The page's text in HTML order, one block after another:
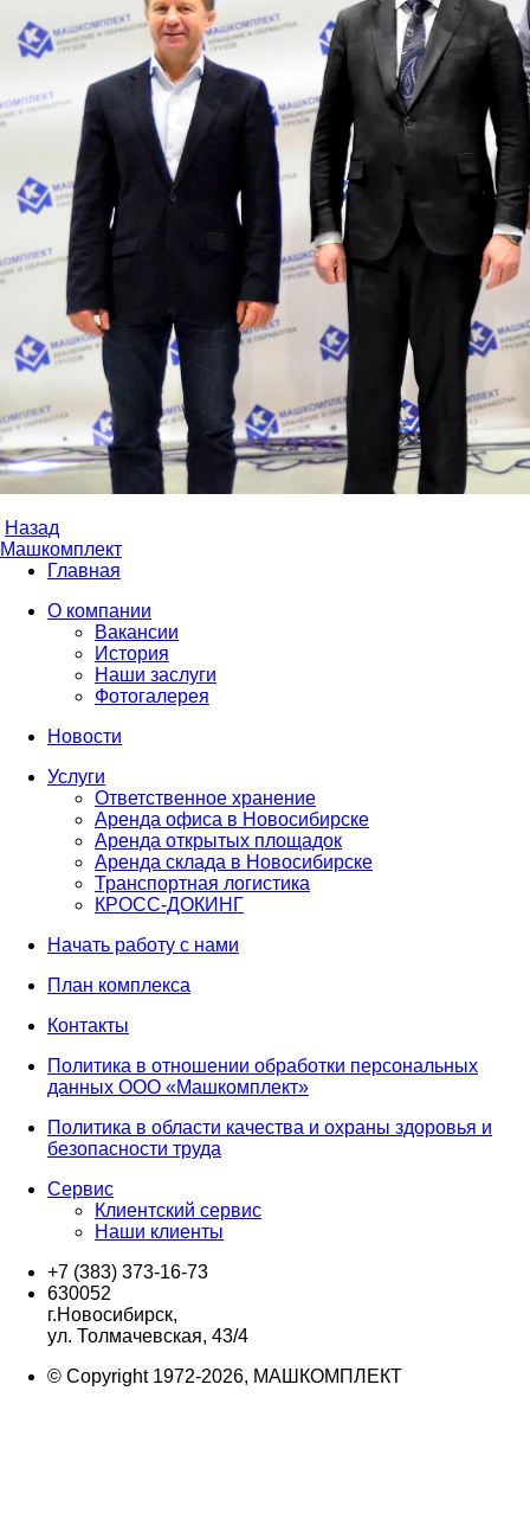
Назад
Машкомплект
Главная
О компании
Вакансии
История
Наши заслуги
Фотогалерея
Новости
Услуги
Ответственное хранение
Аренда офиса в Новосибирске
Аренда открытых площадок
Аренда склада в Новосибирске
Транспортная логистика
КРОСС-ДОКИНГ
Начать работу с нами
План комплекса
Контакты
Политика в отношении обработки персональных
данных ООО «Машкомплект»
Политика в области качества и охраны здоровья и
безопасности труда
Сервис
Клиентский сервис
Наши клиенты
+7 (383) 373-16-73
630052
г.Новосибирск,
ул. Толмачевская, 43/4
© Copyright 1972-2026, МАШКОМПЛЕКТ